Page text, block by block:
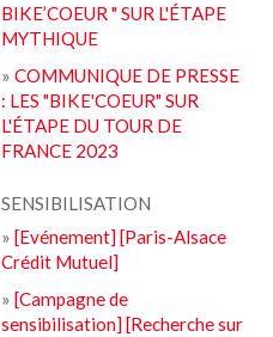
BIKE’COEUR " SUR L'ÉTAPE
MYTHIQUE
»COMMUNIQUE DE PRESSE
: LES "BIKE'COEUR" SUR
L'ÉTAPE DU TOUR DE
FRANCE 2023
SENSIBILISATION
»[Evénement] [Paris-Alsace
Crédit Mutuel]
»[Campagne de
sensibilisation] [Recherche sur